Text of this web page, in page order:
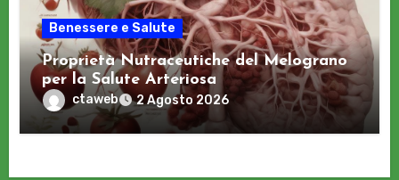
Benessere e Salute
Proprietà Nutraceutiche del Melograno
per la Salute Arteriosa
ctaweb 2 Agosto 2026